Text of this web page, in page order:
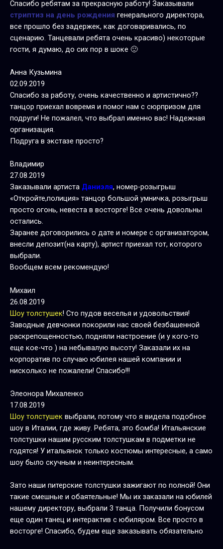
Спасибо ребятам за прекрасную работу! Заказывали
стриптиз на день рождения генерального директора,
все прошло без задержек, как договаривались, по
сценарию. Танцевали ребята очень красиво) некоторые
гости, я думаю, до сих пор в шоке 🙂
Анна Кузьмина
02.09.2019
Спасибо за работу, очень качественно и артистично??
танцор приехал вовремя и помог нам с сюрпризом для
подруги! Не пожалел, что выбрал именно вас! Надежная
организация.
Подруга в экстазе просто?
Владимир
27.08.2019
Заказывали артиста Даниэля, номер-розыгрыш
«Откройте,полиция» танцор большой умничка, розыгрыш
просто огонь, невеста в восторге! Все очень довольны
остались.
Заранее договорились о дате и номере с организатором,
внесли депозит(на карту), артист приехал тот, которого
выбрали.
Вообщем всем рекомендую!
Михаил
26.08.2019
Шоу толстушек! Сто пудов веселья и удовольствия!
Заводные девчонки покорили нас своей безбашенной
раскрепощенностью, подняли настроение (и у кого-то
еще кое-что ) на небывалую высоту! Заказали их на
корпоратив по случаю юбилея нашей компании и
нисколько не пожалели! Спасибо!!!
Элеонора Михаленко
17.08.2019
Шоу толстушек выбрали, потому что я видела подобное
шоу в Италии, где живу. Ребята, это бомба! Итальянские
толстушки нашим русским толстушкам в подметки не
годятся! У итальянок только костюмы интересные, а само
шоу было скучным и неинтересным.
Зато наши питерские толстушки зажигают по полной! Они
такие смешные и обаятельные! Мы их заказали на юбилей
нашему директору, выбрали 3 танца. Получили бонусом
еще один танец и интерактив с юбиляром. Все просто в
восторге! Спасибо, будем еще заказывать обязательно